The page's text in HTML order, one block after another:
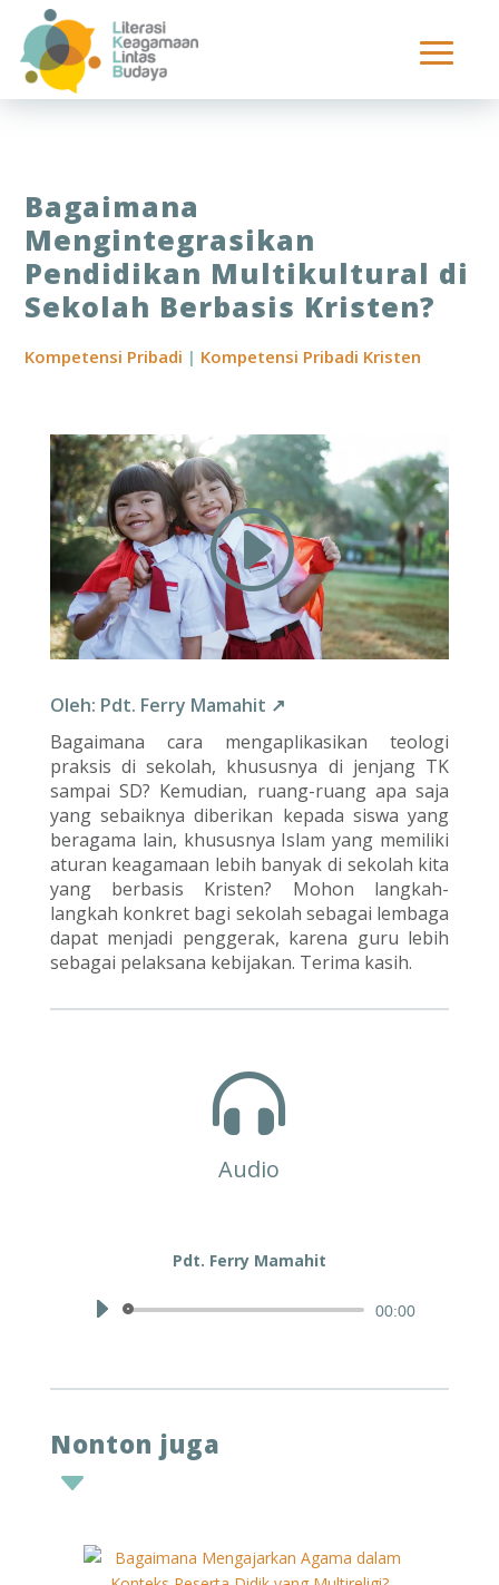
Bagaimana
Mengintegrasikan
Pendidikan Multikultural di
Sekolah Berbasis Kristen?
Kompetensi Pribadi | Kompetensi Pribadi Kristen
Oleh: Pdt. Ferry Mamahit ↗
Bagaimana cara mengaplikasikan teologi
praksis di sekolah, khususnya di jenjang TK
sampai SD? Kemudian, ruang-ruang apa saja
yang sebaiknya diberikan kepada siswa yang
beragama lain, khususnya Islam yang memiliki
aturan keagamaan lebih banyak di sekolah kita
yang berbasis Kristen? Mohon langkah-
langkah konkret bagi sekolah sebagai lembaga
dapat menjadi penggerak, karena guru lebih
sebagai pelaksana kebijakan. Terima kasih.

Audio
Pdt. Ferry Mamahit
Audio
00:00
Nonton juga
C